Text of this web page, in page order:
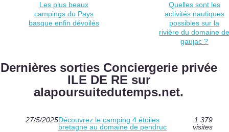
Les plus beaux
campings du Pays
basque enfin dévoilés
Quelles sont les
activités nautiques
possibles sur la
rivière du domaine
gaujac ?
Dernières sorties Conciergerie privée
ILE DE RE sur
alapoursuitedutemps.net.
27/5/2025Découvrez le camping 4 étoiles
bretagne au domaine de pendruc
1 379
visites